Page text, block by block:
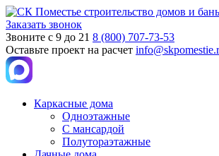
Заказать звонок
Звоните с 9 до 21 8 (800) 707-73-53
Оставьте проект на расчет
Каркасные дома
Одноэтажные
С мансардой
Полутораэтажные